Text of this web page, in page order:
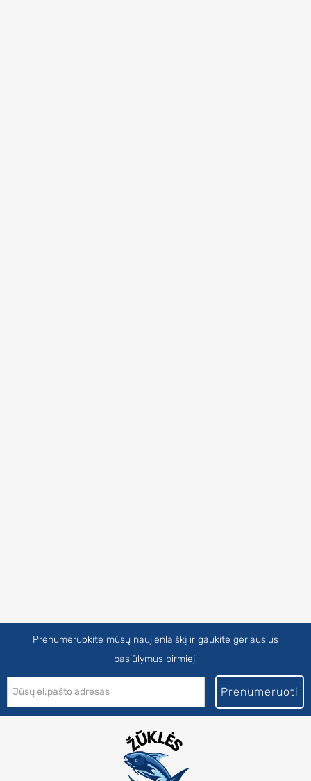
Prenumeruokite mūsų naujienlaiškį ir gaukite geriausius
pasiūlymus pirmieji
Prenumeruoti